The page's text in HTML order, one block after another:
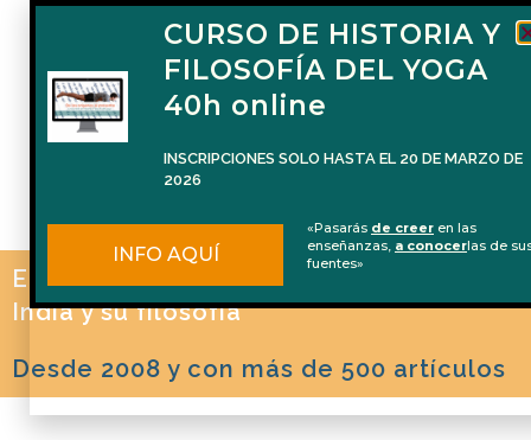
El blog de Naren Herrero sobre Yoga, la
India y su filosofía
Desde 2008 y con más de 500 artículos
CURSO DE HISTORIA Y
FILOSOFÍA DEL YOGA
40h online
INSCRIPCIONES SOLO HASTA EL 20 DE MARZO DE
2026
INFO AQUÍ
«Pasarás de creer en las
enseñanzas, a conocerlas de
fuentes»